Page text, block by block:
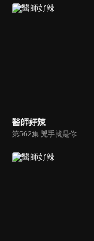
醫師好辣